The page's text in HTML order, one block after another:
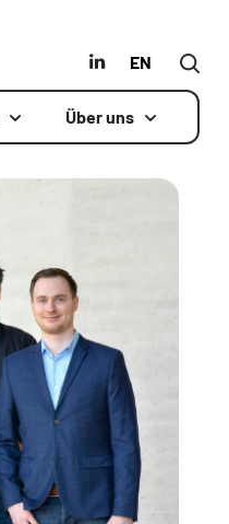
Englisch
Über uns
in